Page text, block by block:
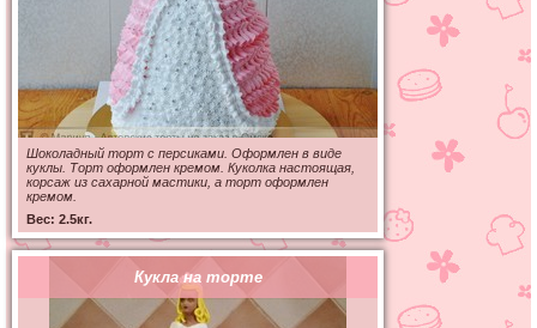
Шоколадный торт с персиками. Оформлен в виде
куклы. Торт оформлен кремом. Куколка настоящая,
корсаж из сахарной мастики, а торт оформлен
кремом.
Вес: 2.5кг.
Кукла на торте